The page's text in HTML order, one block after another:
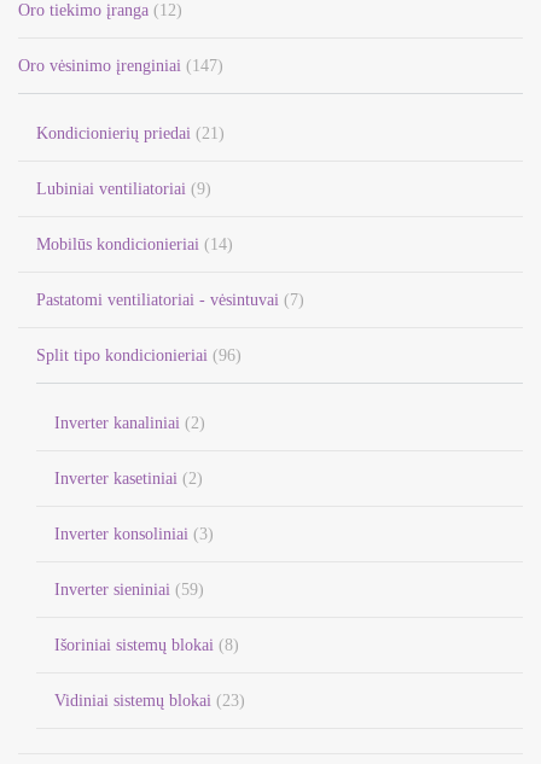
Oro tiekimo įranga (12)
Oro vėsinimo įrenginiai (147)
Kondicionierių priedai (21)
Lubiniai ventiliatoriai (9)
Mobilūs kondicionieriai (14)
Pastatomi ventiliatoriai - vėsintuvai (7)
Split tipo kondicionieriai (96)
Inverter kanaliniai (2)
Inverter kasetiniai (2)
Inverter konsoliniai (3)
Inverter sieniniai (59)
Išoriniai sistemų blokai (8)
Vidiniai sistemų blokai (23)